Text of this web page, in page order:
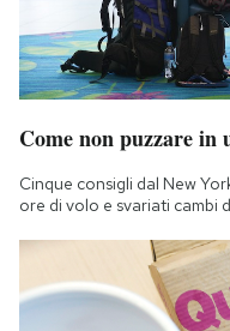
Come non puzzare in
Cinque consigli dal New
ore di volo e svariati cambi